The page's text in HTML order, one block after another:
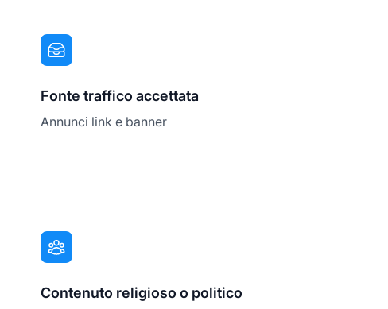
Fonte traffico accettata
Annunci link e banner
Contenuto religioso o politico